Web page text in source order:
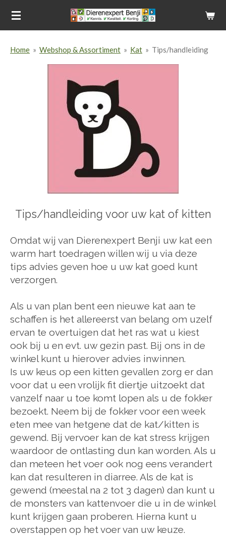
Ga
de
hoofdinhoud
Home » Webshop & Assortiment » Kat » Tips/handleiding
Tips/handleiding voor uw kat of kitten
Omdat wij van Dierenexpert Benji uw kat een
warm hart toedragen willen wij u via deze
tips advies geven hoe u uw kat goed kunt
verzorgen.
Als u van plan bent een nieuwe kat aan te
schaffen is het allereerst van belang om uzelf
ervan te overtuigen dat het ras wat u kiest
ook bij u en evt. uw gezin past. Bij ons in de
winkel kunt u hierover advies inwinnen.
Is uw keus op een kitten gevallen zorg er dan
voor dat u een vrolijk fit diertje uitzoekt dat
vanzelf naar u toe komt lopen als u de fokker
bezoekt. Neem bij de fokker voor een week
eten mee van hetgene dat de kat/kitten is
gewend. Bij vervoer kan de kat stress krijgen
waardoor de ontlasting dun kan worden. Als u
dan meteen het voer ook nog eens verandert
kan dat resulteren in diarree. Als de kat is
gewend (meestal na 2 tot 3 dagen) dan kunt u
de monsters van kattenvoer die u in de winkel
kunt krijgen gaan proberen. Hierna kunt u
overstappen op het voer van uw keuze.